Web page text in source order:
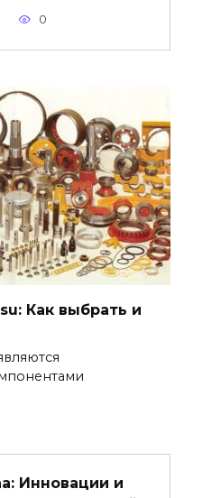
0
Как выбрать и
Инновации и